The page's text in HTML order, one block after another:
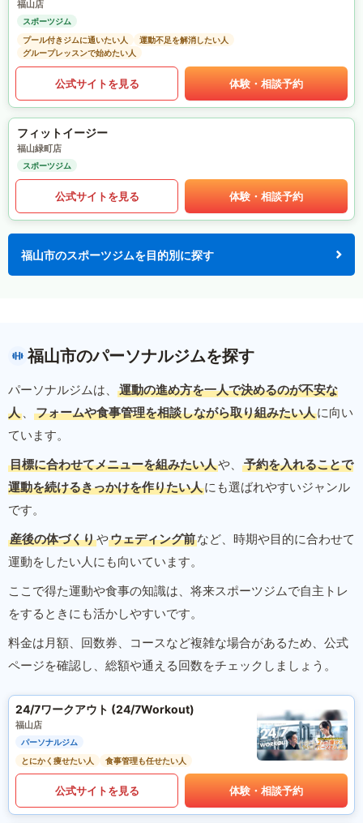
福山店
スポーツジム
プール付きジムに通いたい人
運動不足を解消したい人
グループレッスンで始めたい人
公式サイトを見る 体験・相談予約
フィットイージー
福山緑町店
スポーツジム
公式サイトを見る 体験・相談予約
福山市のスポーツジムを目的別に探す
福山市のパーソナルジムを探す
パーソナルジムは、
運動の進め方を一人で決めるのが不安な
人 、 フォームや食事管理を相談しながら取り組みたい人に向い
ています。
目標に合わせてメニューを組みたい人や、
予約を入れることで
運動を続けるきっかけを作りたい人にも選ばれやすいジャンル
です。
産後の体づくりやウェディング前など、時期や目的に合わせて
運動をしたい人にも向いています。
ここで得た運動や食事の知識は、将来スポーツジムで自主トレ
をするときにも活かしやすいです。
料金は月額、回数券、コースなど複雑な場合があるため、公式
ページを確認し、総額や通える回数をチェックしましょう。
24/7ワークアウト (24/7Workout)
福山店
パーソナルジム
とにかく痩せたい人
食事管理も任せたい人
公式サイトを見る 体験・相談予約